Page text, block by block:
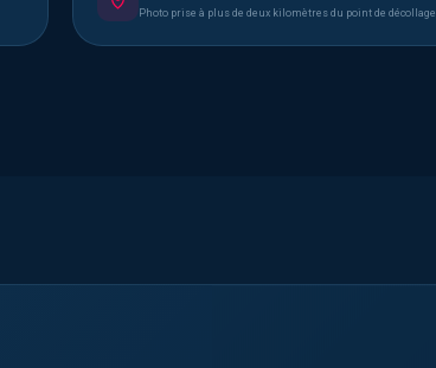
Photo prise à plus de deux kilomètres du point de décollage